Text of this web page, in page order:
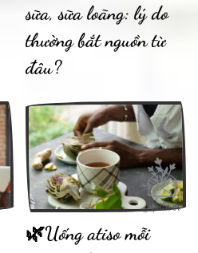
sữa, sữa loãng: lý do
thường bắt nguồn từ
đâu?
🌿Uống atiso mỗi